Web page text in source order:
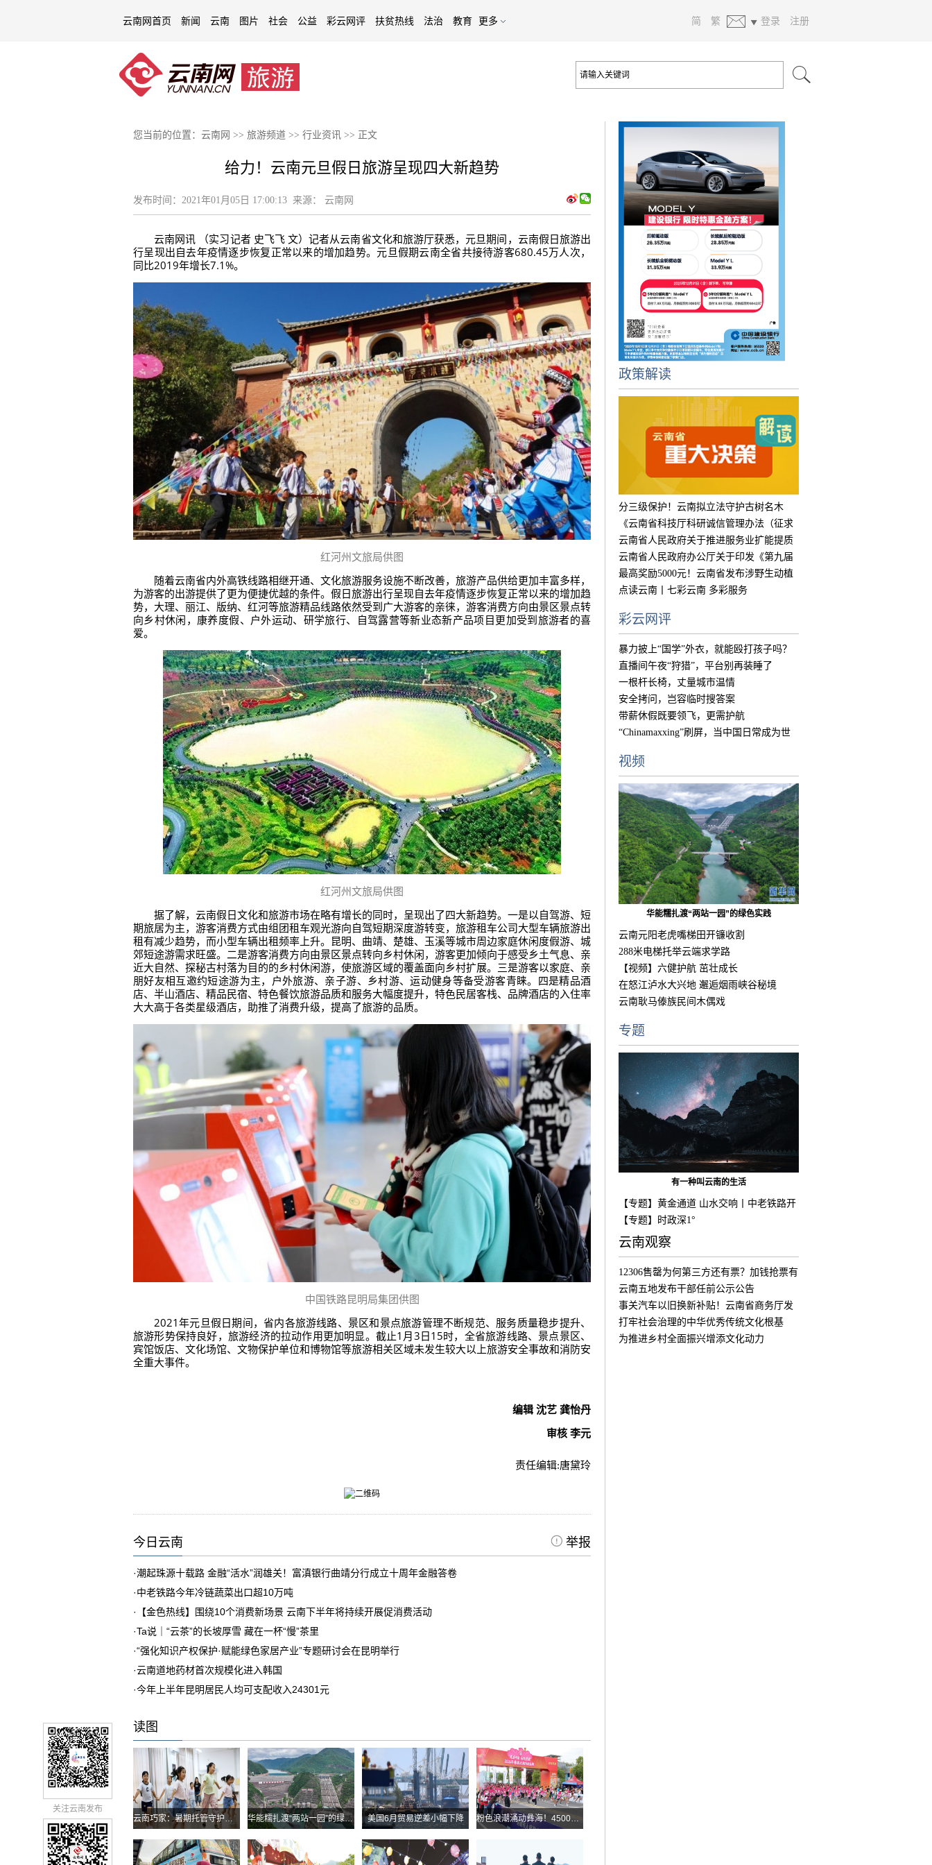
云南网首页 新闻 云南 图片 社会 公益 彩云网评 扶贫热线 法治 教育 更多 简 繁 登录 注册
您当前的位置： 云南网 >> 旅游频道 >> 行业资讯 >> 正文
给力！云南元旦假日旅游呈现四大新趋势
发布时间： 2021年01月05日 17:00:13 来源： 云南网
云南网讯 （实习记者 史飞飞 文）记者从云南省文化和旅游厅获悉，元旦期间，云南假日旅游出
行呈现出自去年疫情逐步恢复正常以来的增加趋势。元旦假期云南全省共接待游客680.45万人次，
同比2019年增长7.1%。
红河州文旅局供图
随着云南省内外高铁线路相继开通、文化旅游服务设施不断改善，旅游产品供给更加丰富多样，
为游客的出游提供了更为便捷优越的条件。假日旅游出行呈现自去年疫情逐步恢复正常以来的增加趋
势，大理、丽江、版纳、红河等旅游精品线路依然受到广大游客的亲徕，游客消费方向由景区景点转
向乡村休闲，康养度假、户外运动、研学旅行、自驾露营等新业态新产品项目更加受到旅游者的喜
爱。
红河州文旅局供图
据了解，云南假日文化和旅游市场在略有增长的同时，呈现出了四大新趋势。一是以自驾游、短
期旅居为主，游客消费方式由组团租车观光游向自驾短期深度游转变，旅游租车公司大型车辆旅游出
租有减少趋势，而小型车辆出租频率上升。昆明、曲靖、楚雄、玉溪等城市周边家庭休闲度假游、城
郊短途游需求旺盛。二是游客消费方向由景区景点转向乡村休闲，游客更加倾向于感受乡土气息、亲
近大自然、探秘古村落为目的的乡村休闲游，使旅游区域的覆盖面向乡村扩展。三是游客以家庭、亲
朋好友相互邀约短途游为主，户外旅游、亲子游、乡村游、运动健身等备受游客青睐。四是精品酒
店、半山酒店、精品民宿、特色餐饮旅游品质和服务大幅度提升，特色民居客栈、品牌酒店的入住率
大大高于各类星级酒店，助推了消费升级，提高了旅游的品质。
中国铁路昆明局集团供图
2021年元旦假日期间，省内各旅游线路、景区和景点旅游管理不断规范、服务质量稳步提升、
旅游形势保持良好，旅游经济的拉动作用更加明显。截止1月3日15时，全省旅游线路、景点景区、
宾馆饭店、文化场馆、文物保护单位和博物馆等旅游相关区域未发生较大以上旅游安全事故和消防安
全重大事件。
编辑 沈艺 龚怡丹
审核 李元
责任编辑:唐黛玲
今日云南 举报
·潮起珠源十载路 金融“活水”润雄关！富滇银行曲靖分行成立十周年金融答卷
·中老铁路今年冷链蔬菜出口超10万吨
·
【金色热线】围绕10个消费新场景 云南下半年将持续开展促消费活动
·Ta说｜“云茶”的长坡厚雪 藏在一杯“慢”茶里
·“强化知识产权保护·赋能绿色家居产业”专题研讨会在昆明举行
·云南道地药材首次规模化进入韩国
·今年上半年昆明居民人均可支配收入24301元
读图
云南巧家：暑期托管守护孩子快乐假期 华能糯扎渡“两站一园”的绿色实践 美国6月贸易逆差小幅下降 粉色浪潮涌动彝海！4500余名跑者乐跑楚雄喜迎火把节
政策解读
分三级保护！云南拟立法守护古树名木
《云南省科技厅科研诚信管理办法（征求
意见
云南省人民政府关于推进服务业扩能提质
的实
云南省人民政府办公厅关于印发《第九届
中国
最高奖励5000元！云南省发布涉野生动植
物违
点读云南丨七彩云南 多彩服务
彩云网评
暴力披上“国学”外衣，就能殴打孩子吗？
直播间午夜“狩猎”，平台别再装睡了
一根杆长椅，丈量城市温情
安全拷问，岂容临时搜答案
带薪休假既要领飞，更需护航
“Chinamaxxing”刷屏，当中国日常成为世
视频
华能糯扎渡“两站一园”的绿色实践
云南元阳老虎嘴梯田开镰收割
288米电梯托举云端求学路
【视频】六健护航 茁壮成长
在怒江泸水大兴地 邂逅烟雨峡谷秘境
云南耿马傣族民间木偶戏
专题
有一种叫云南的生活
【专题】黄金通道 山水交响丨中老铁路开
通
【专题】时政深1°
云南观察
12306售罄为何第三方还有票？加钱抢票有
用
云南五地发布干部任前公示公告
事关汽车以旧换新补贴！云南省商务厅发
布公
打牢社会治理的中华优秀传统文化根基
为推进乡村全面振兴增添文化动力
关注云南发布